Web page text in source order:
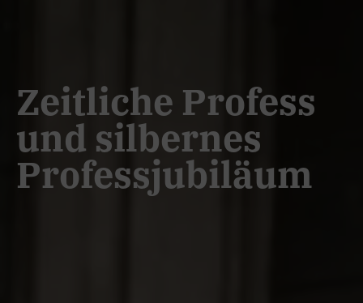
Zeitliche Profess
und silbernes
Professjubiläum